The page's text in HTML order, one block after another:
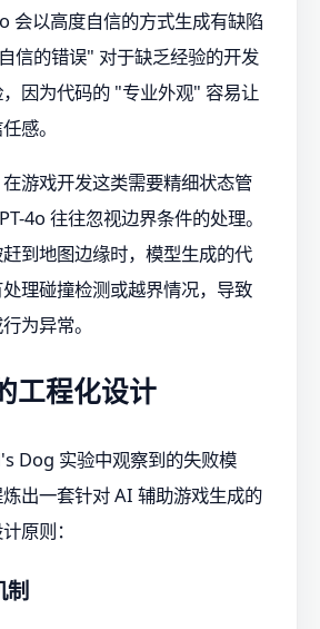
会以高度自信的方式生成有缺陷
信的错误" 对于缺乏经验的开发
因为代码的 "专业外观" 容易让
感。
游戏开发这类需要精细状态管
4o 往往忽视边界条件的处理。
到地图边缘时，模型生成的代
理碰撞检测或越界情况，导致
为异常。
工程化设计
Dog 实验中观察到的失败模
出一套针对 AI 辅助游戏生成的
原则：
制